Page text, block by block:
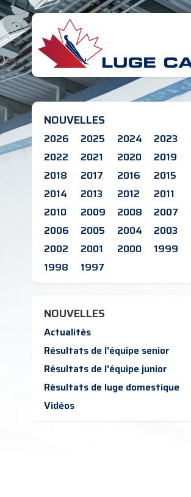
NOUVELLES
2026 2025 2024
2023
2022
2021 2020
2019
2018
2017 2016
2015
2014
2013 2012
2011
2010
2009 2008
2007
2006
2005 2004
2003
2002
2001 2000
1999
1998
1997
NOUVELLES
Actualités
Résultats de l'équipe senior
Résultats de l'équipe junior
Résultats de luge domestique
Vidéos